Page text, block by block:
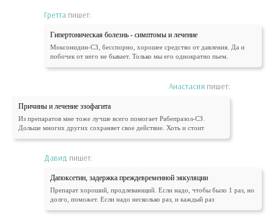
Гретта пишет:
Гипертоническая болезнь - симптомы и лечение
Моксонидин-СЗ, бесспорно, хорошее средство от давления. Да и
побочек от него не бывает. Только мы его однократно пьем.
Анастасия пишет:
Причины и лечение эзофагита
Из препаратов мне тоже лучше всего помогает Рабепразол-СЗ.
Дольше многих других сохраняет свое действие. Хоть и стоит
Давид пишет:
Дапоксетин, задержка преждевременной эякуляции
Препарат хороший, продлевающий. Если надо, чтобы было 1 раз, но
долго, поможет. Если надо несколько раз, и каждый раз